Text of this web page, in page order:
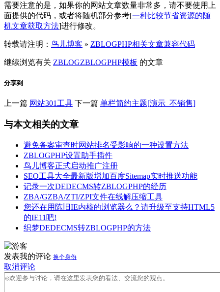
需要注意的是，如果你的网站文章数量非常多，请不要使用上
面提供的代码，或者将随机部分参考[一种比较节省资源的随
机文章获取方法]进行修改。
转载请注明： 鸟儿博客 » ZBLOGPHP相关文章兼容代码
继续浏览有关 ZBLOGZBLOGPHP模板 的文章
分享到
上一篇 网站301工具 下一篇 单栏简约主题[演示_不销售]
与本文相关的文章
避免备案审查时网站排名受影响的一种设置方法
ZBLOGPHP设置助手插件
鸟儿博客正式启动推广注册
SEO工具大全最新版增加百度Sitemap实时推送功能
记录一次DEDECMS转ZBLOGPHP的经历
ZBA/GZBA/ZTI/ZPI文件在线解压缩工具
您还在用陈旧IE内核的浏览器么？请升级至支持HTML5
的IE11吧!
织梦DEDECMS转ZBLOGPHP的方法
发表我的评论 换个身份
取消评论